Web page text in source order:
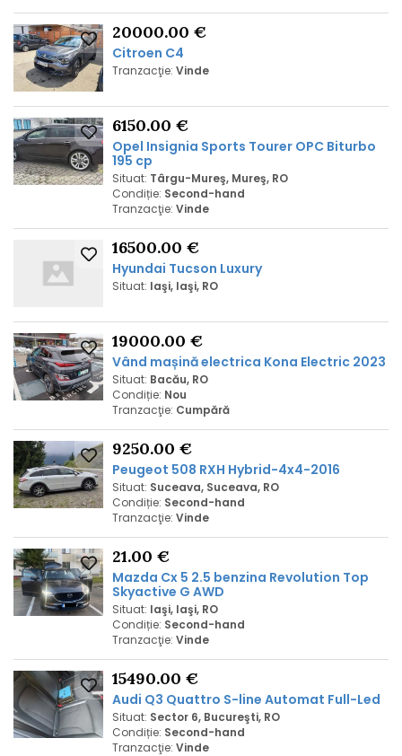
20000.00 €
Citroen C4
Tranzacţie: Vinde
6150.00 €
Opel Insignia Sports Tourer OPC Biturbo
195 cp
Situat: Târgu-Mureş, Mureş, RO
Condiție: Second-hand
Tranzacţie: Vinde
16500.00 €
Hyundai Tucson Luxury
Situat: Iaşi, Iaşi, RO
19000.00 €
Vând mașină electrica Kona Electric 2023
Situat: Bacău, RO
Condiție: Nou
Tranzacţie: Cumpără
9250.00 €
Peugeot 508 RXH Hybrid-4x4-2016
Situat: Suceava, Suceava, RO
Condiție: Second-hand
Tranzacţie: Vinde
21.00 €
Mazda Cx 5 2.5 benzina Revolution Top
Skyactive G AWD
Situat: Iaşi, Iaşi, RO
Condiție: Second-hand
Tranzacţie: Vinde
15490.00 €
Audi Q3 Quattro S-line Automat Full-Led
Situat: Sector 6, Bucureşti, RO
Condiție: Second-hand
Tranzacţie: Vinde